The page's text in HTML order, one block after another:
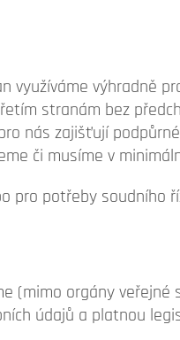
využíváme výhradně
stranám bez
nás zajišťují
či musíme v
pro potřeby soudního
(mimo orgány veřejné
údajů a platnou